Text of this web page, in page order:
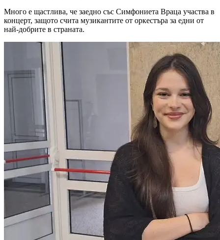
Много е щастлива, че заедно със Симфониета Враца участва в
концерт, защото счита музикантите от оркестъра за едни от
най-добрите в страната.